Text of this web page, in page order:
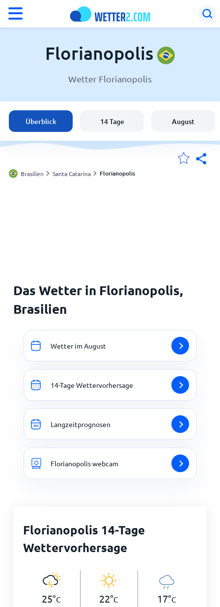
Wetter in Florianopolis
Brasilien
Schweiz
Deutschland
Florianopolis
Wetter Florianopolis
Überblick 14 Tage August
Brasilien Santa Catarina Florianopolis
Das Wetter in Florianopolis,
Brasilien
Wetter im August
14-Tage Wettervorhersage
Langzeitprognosen
Florianopolis webcam
Florianopolis 14-Tage
Wettervorhersage
25°C 22°C 17°C